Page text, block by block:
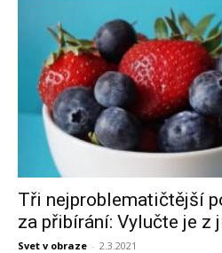
Tři nejproblematičtější
za přibírání: Vylučte je z
Svet v obraze - 2.3.2021